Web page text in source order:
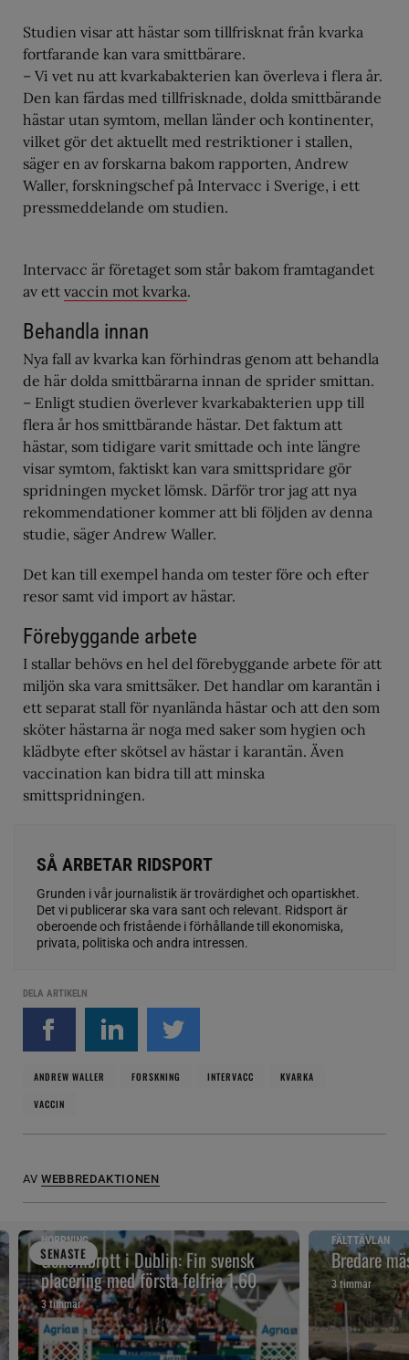
Studien visar att hästar som tillfrisknat från kvarka
fortfarande kan vara smittbärare.
– Vi vet nu att kvarkabakterien kan överleva i flera år.
Den kan färdas med tillfrisknade, dolda smittbärande
hästar utan symtom, mellan länder och kontinenter,
vilket gör det aktuellt med restriktioner i stallen,
säger en av forskarna bakom rapporten, Andrew
Waller, forskningschef på Intervacc i Sverige, i ett
pressmeddelande om studien.
Intervacc är företaget som står bakom framtagandet
av ett vaccin mot kvarka.
Behandla innan
Nya fall av kvarka kan förhindras genom att behandla
de här dolda smittbärarna innan de sprider smittan.
– Enligt studien överlever kvarkabakterien upp till
flera år hos smittbärande hästar. Det faktum att
hästar, som tidigare varit smittade och inte längre
visar symtom, faktiskt kan vara smittspridare gör
spridningen mycket lömsk. Därför tror jag att nya
rekommendationer kommer att bli följden av denna
studie, säger Andrew Waller.
Det kan till exempel handa om tester före och efter
resor samt vid import av hästar.
Förebyggande arbete
I stallar behövs en hel del förebyggande arbete för att
miljön ska vara smittsäker. Det handlar om karantän i
ett separat stall för nyanlända hästar och att den som
sköter hästarna är noga med saker som hygien och
klädbyte efter skötsel av hästar i karantän. Även
vaccination kan bidra till att minska
smittspridningen.
SÅ ARBETAR RIDSPORT
Grunden i vår journalistik är trovärdighet och opartiskhet.
Det vi publicerar ska vara sant och relevant. Ridsport är
oberoende och fristående i förhållande till ekonomiska,
privata, politiska och andra intressen.
DELA ARTIKELN
ANDREW WALLER FORSKNING INTERVACC
KVARKA
VACCIN
AV WEBBREDAKTIONEN
SENASTE
HOPPNING
Genombrott i Dublin: Fin svensk
placering med första felfria 1,60
3 timmar
FÄLTTÄVLAN
Bredare
3 timmar